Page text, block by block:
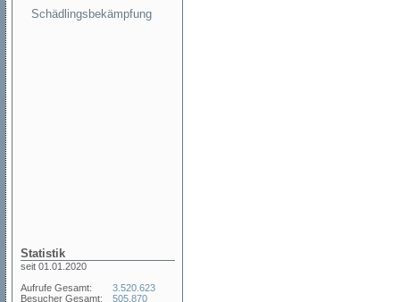
Schädlingsbekämpfung
Statistik
seit 01.01.2020
Aufrufe Gesamt:
Besucher Gesamt:
3.520.623
505.870